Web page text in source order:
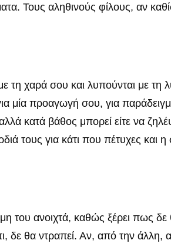
Τους αληθινούς φίλους, αν
τη χαρά σου και λυπούνται με τη
μία προαγωγή σου, για
κατά βάθος μπορεί είτε να
τους για κάτι που πέτυχες και η
του ανοιχτά, καθώς ξέρει πως
θα ντραπεί. Αν, από την άλλη,